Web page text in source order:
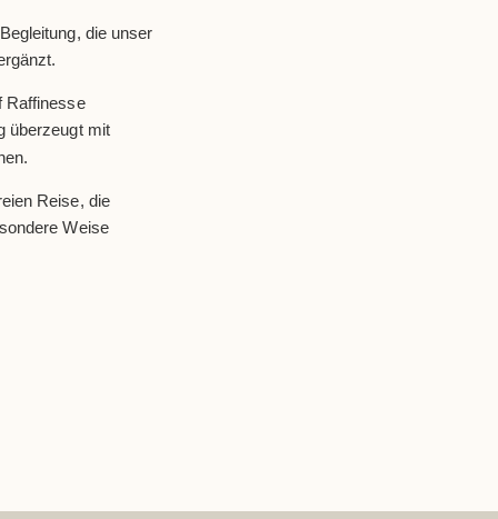
die unser
Raffinesse
überzeugt mit
Reise, die
Weise